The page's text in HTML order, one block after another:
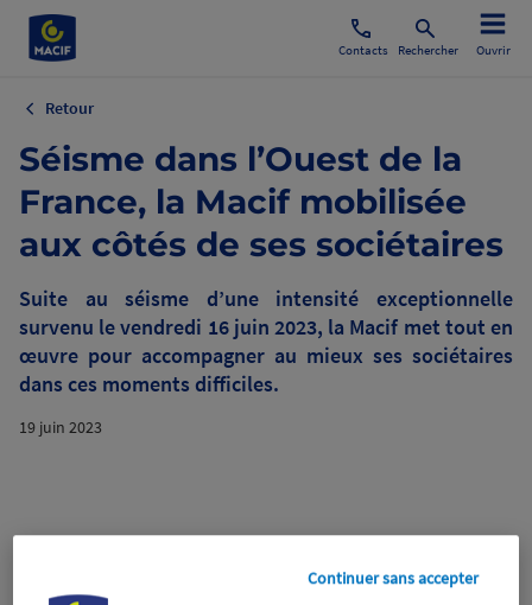
Contacts Rechercher Ouvrir
Retour
Séisme dans l’Ouest de la
France, la Macif mobilisée
aux côtés de ses sociétaires
Suite au séisme d’une intensité exceptionnelle
survenu le vendredi 16 juin 2023, la Macif met tout en
œuvre pour accompagner au mieux ses sociétaires
dans ces moments difficiles.
19 juin 2023
Continuer sans accepter